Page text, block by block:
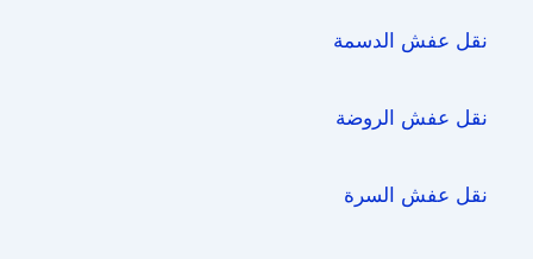
نقل عفش الدسمة
نقل عفش الروضة
نقل عفش السرة